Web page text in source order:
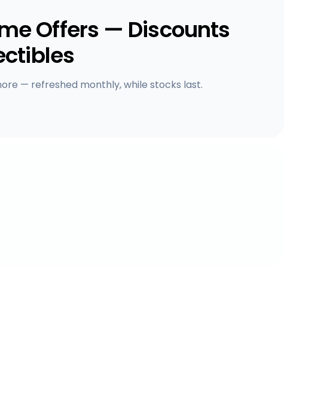
Offers — Discounts
— refreshed monthly, while stocks last.